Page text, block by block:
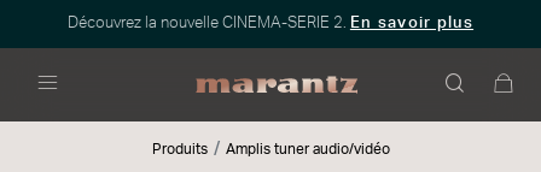
Découvrez la nouvelle CINEMA-SERIE 2. En savoir plus
Produits Amplis tuner audio/vidéo